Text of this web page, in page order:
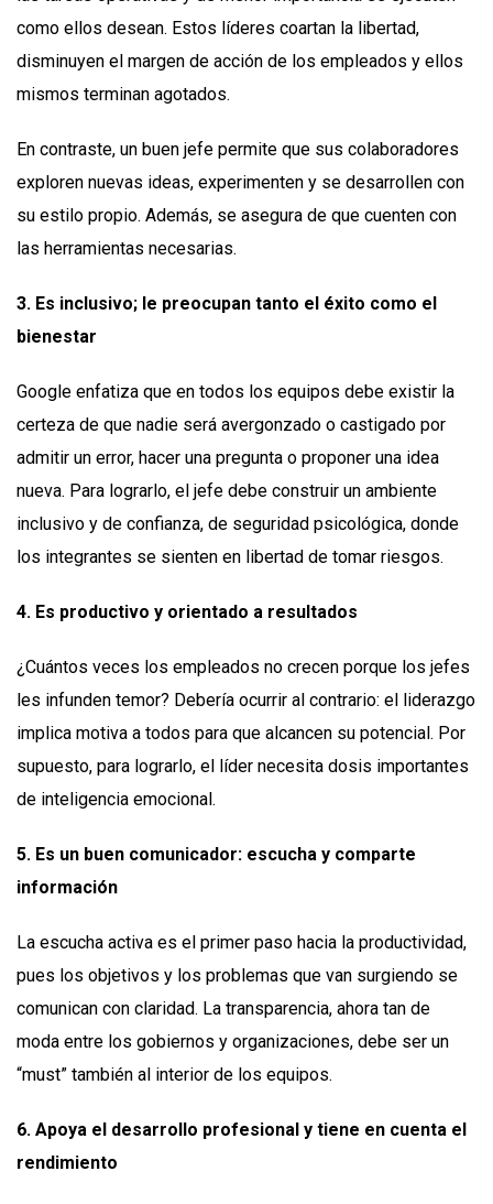
como ellos desean. Estos líderes coartan la libertad,
disminuyen el margen de acción de los empleados y ellos
mismos terminan agotados.
En contraste, un buen jefe permite que sus colaboradores
exploren nuevas ideas, experimenten y se desarrollen con
su estilo propio. Además, se asegura de que cuenten con
las herramientas necesarias.
3. Es inclusivo; le preocupan tanto el éxito como el
bienestar
Google enfatiza que en todos los equipos debe existir la
certeza de que nadie será avergonzado o castigado por
admitir un error, hacer una pregunta o proponer una idea
nueva. Para lograrlo, el jefe debe construir un ambiente
inclusivo y de confianza, de seguridad psicológica, donde
los integrantes se sienten en libertad de tomar riesgos.
4. Es productivo y orientado a resultados
¿Cuántos veces los empleados no crecen porque los jefes
les infunden temor? Debería ocurrir al contrario: el liderazgo
implica motiva a todos para que alcancen su potencial. Por
supuesto, para lograrlo, el líder necesita dosis importantes
de inteligencia emocional.
5. Es un buen comunicador: escucha y comparte
información
La escucha activa es el primer paso hacia la productividad,
pues los objetivos y los problemas que van surgiendo se
comunican con claridad. La transparencia, ahora tan de
moda entre los gobiernos y organizaciones, debe ser un
“must” también al interior de los equipos.
6. Apoya el desarrollo profesional y tiene en cuenta el
rendimiento